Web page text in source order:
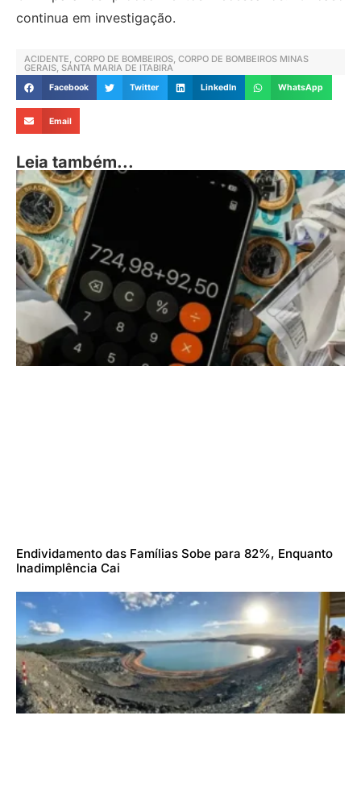
continua em investigação.
ACIDENTE, CORPO DE BOMBEIROS, CORPO DE BOMBEIROS MINAS
GERAIS, SANTA MARIA DE ITABIRA
Facebook Twitter LinkedIn WhatsApp
Email
Leia também...
Endividamento das Famílias Sobe para 82%, Enquanto
Inadimplência Cai